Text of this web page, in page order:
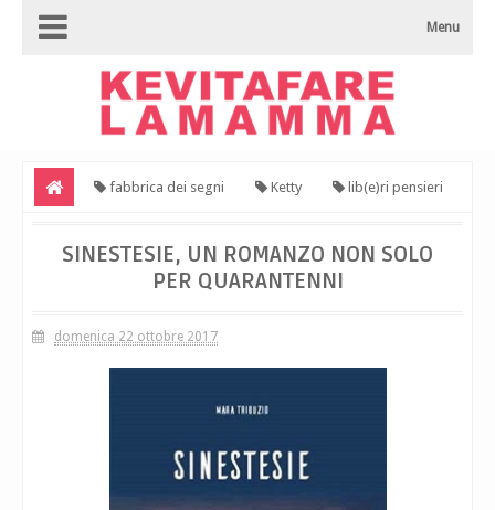
Menu
fabbrica dei segni Ketty lib(e)ri pensieri
SINESTESIE, UN ROMANZO NON SOLO
PER QUARANTENNI
domenica 22 ottobre 2017